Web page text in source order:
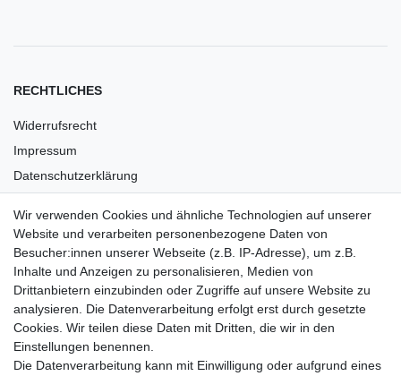
RECHTLICHES
Widerrufsrecht
Impressum
Datenschutzerklärung
Barrierefreiheit
Anleitungen
Vertrag widerrufen
PARTNER
Wir verwenden Cookies und ähnliche Technologien auf unserer
Website und verarbeiten personenbezogene Daten von
Besucher:innen unserer Webseite (z.B. IP-Adresse), um z.B.
Inhalte und Anzeigen zu personalisieren, Medien von
Drittanbietern einzubinden oder Zugriffe auf unsere Website zu
analysieren. Die Datenverarbeitung erfolgt erst durch gesetzte
Cookies. Wir teilen diese Daten mit Dritten, die wir in den
Einstellungen benennen.
Die Datenverarbeitung kann mit Einwilligung oder aufgrund eines